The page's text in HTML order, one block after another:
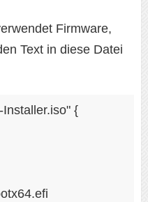
Firmware,
Text in diese Datei
{